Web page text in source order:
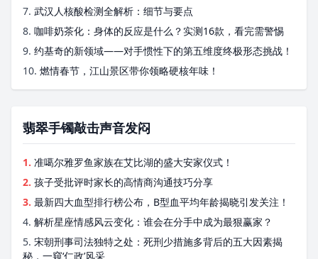
7. 武汉人核酸检测全解析：细节与要点
8. 咖啡奶茶化：身体的反应是什么？实测16款，看完需警惕
9. 约基奇的新领域——对手惯性下的第五维度终极形态挑战！
10. 燃情春节，江山景区带你领略硬核年味！
翡翠手镯敲击声音发闷
1. 准噶尔雅罗鱼家族在艾比湖的盛大安家仪式！
2. 孩子受批评时家长的高情商沟通技巧分享
3. 最新四大血型排行榜公布，B型血平均年龄揭晓引发关注！
4. 解析星座情感风云变化：谁会在分手中成为最狠赢家？
5. 宋朝刑事司法独特之处：死刑少措施多背后的五大因素揭
秘，一窥‘仁政’风采